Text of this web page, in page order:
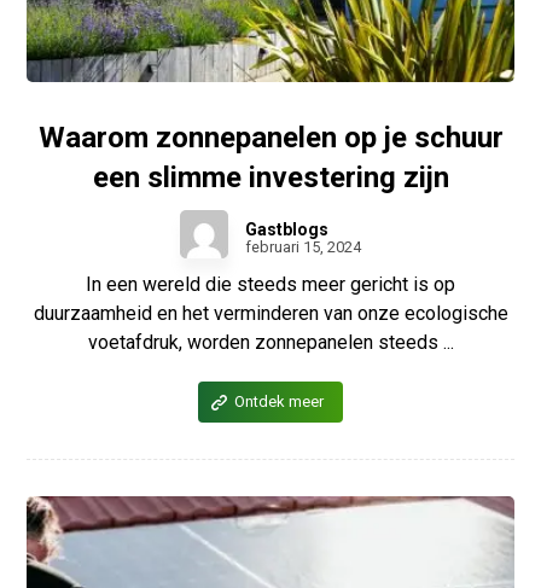
Waarom zonnepanelen op je schuur
een slimme investering zijn
Gastblogs
februari 15, 2024
In een wereld die steeds meer gericht is op
duurzaamheid en het verminderen van onze ecologische
voetafdruk, worden zonnepanelen steeds ...
Ontdek meer